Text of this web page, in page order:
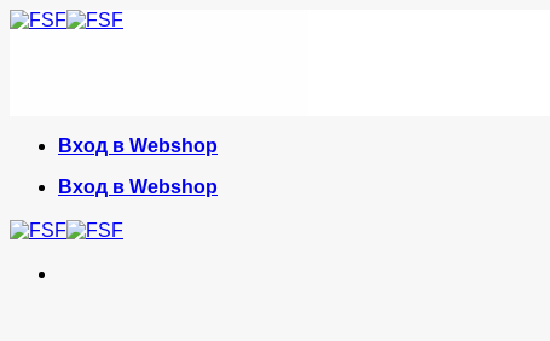
Skip
Вход в Webshop
Вход в Webshop